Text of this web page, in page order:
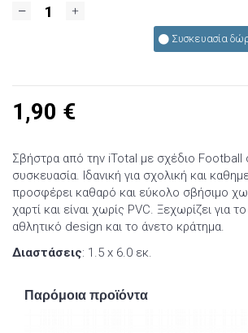
Συσκευασία
1,90 €
Σβήστρα από την iTotal με σχέδιο Football
συσκευασία. Ιδανική για σχολική και
προσφέρει καθαρό και εύκολο σβήσιμο
χαρτί και είναι χωρίς PVC. Ξεχωρίζει για
αθλητικό design και το άνετο κράτημα.
Διαστάσεις: 1.5 x 6.0 εκ.
Παρόμοια προϊόντα